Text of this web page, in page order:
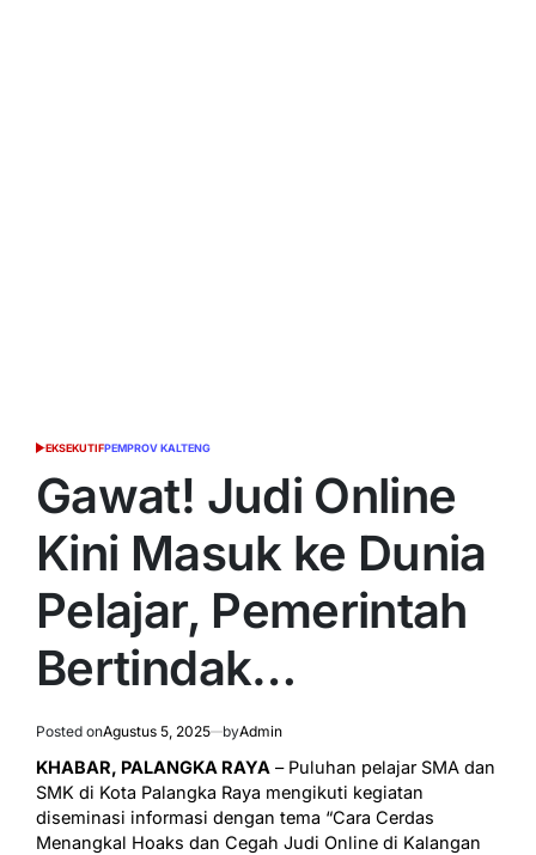
POSTED
EKSEKUTIFPEMPROV KALTENG
Gawat! Judi Online
Kini Masuk ke Dunia
Pelajar, Pemerintah
Bertindak…
Posted onAgustus 5, 2025 byAdmin
KHABAR, PALANGKA RAYA – Puluhan pelajar SMA dan
SMK di Kota Palangka Raya mengikuti kegiatan
diseminasi informasi dengan tema “Cara Cerdas
Menangkal Hoaks dan Cegah Judi Online di Kalangan